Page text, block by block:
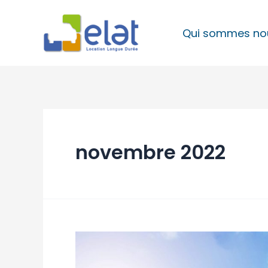
Qui sommes
novembre 2022